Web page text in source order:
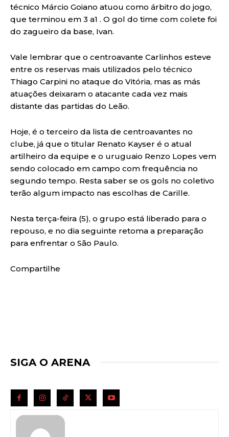
técnico Márcio Goiano atuou como árbitro do jogo,
que terminou em 3 a1 . O gol do time com colete foi
do zagueiro da base, Ivan.
Vale lembrar que o centroavante Carlinhos esteve
entre os reservas mais utilizados pelo técnico
Thiago Carpini no ataque do Vitória, mas as más
atuações deixaram o atacante cada vez mais
distante das partidas do Leão.
Hoje, é o terceiro da lista de centroavantes no
clube, já que o titular Renato Kayser é o atual
artilheiro da equipe e o uruguaio Renzo Lopes vem
sendo colocado em campo com frequência no
segundo tempo. Resta saber se os gols no coletivo
terão algum impacto nas escolhas de Carille.
Nesta terça-feira (5), o grupo está liberado para o
repouso, e no dia seguinte retoma a preparação
para enfrentar o São Paulo.
Compartilhe
SIGA O ARENA